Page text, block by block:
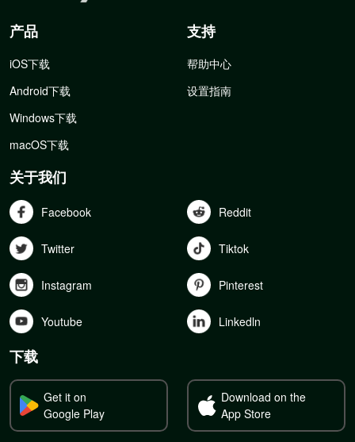
产品
iOS下载
Android下载
Windows下载
macOS下载
支持
帮助中心
设置指南
关于我们
Facebook Reddit
Twitter Tiktok
Instagram Pinterest
Youtube Linkedln
下载
Get it on
Google Play
Download on the
App Store